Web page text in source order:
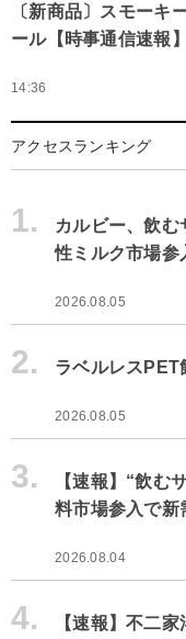
〔新商品〕スモーキ
ール【時事通信速報】
14:36
アクセスランキング
1.
カルビー、飲
性ミルク市場参
2026.08.05
2. ラベルレスPET
2026.08.05
3.
【速報】“飲
料市場参入で新
2026.08.04
4.
【速報】不二